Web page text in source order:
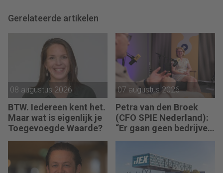
Gerelateerde artikelen
08 augustus 2026
BTW. Iedereen kent het.
Maar wat is eigenlijk je
Toegevoegde Waarde?
07 augustus 2026
Petra van den Broek
(CFO SPIE Nederland):
“Er gaan geen bedrijven